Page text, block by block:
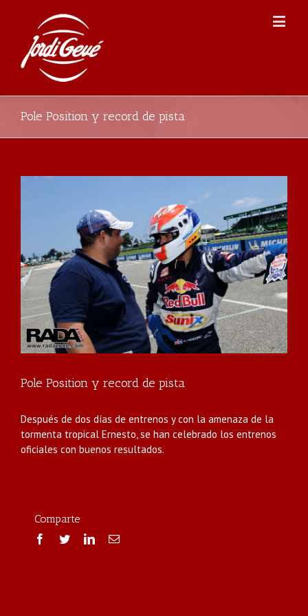
Pole Position y record de pista
Pole Position y record de pista
Después de dos días de entrenos y con la amenaza de la
tormenta tropical Ernesto, se han celebrado los entrenos
oficiales con buenos resultados.
Comparte